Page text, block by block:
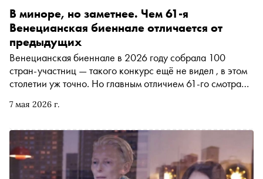
7 мая 2026 г.
В миноре, но заметнее. Чем 61-я
Венецианская биеннале отличается от
предыдущих
Венецианская биеннале в 2026 году собрала 100
стран-участниц — такого конкурс ещё не видел , в этом
столетии уж точно. Но главным отличием 61-го смотра
России и Израиля заставила организаторов
может ли искусство оставаться вне политики или эпоха
культурного нейтралитета закончилась?